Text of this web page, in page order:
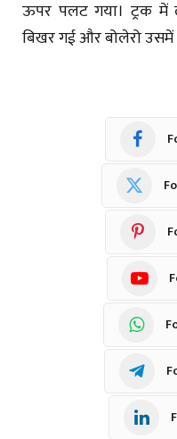
ऊपर पलट गया। ट्रक
बिखर गई और बोलेरो